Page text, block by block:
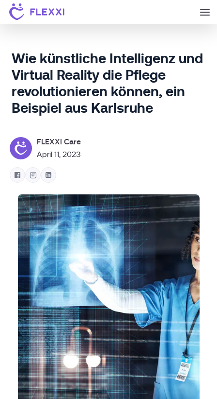
Wie künstliche Intelligenz und
Virtual Reality die Pflege
revolutionieren können, ein
Beispiel aus Karlsruhe
FLEXXI Care
April 11, 2023